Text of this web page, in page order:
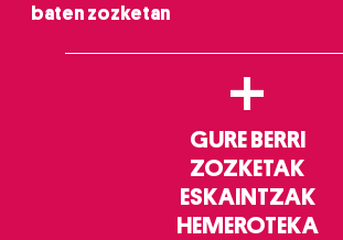
baten zozketan
+
GURE BERRI
ZOZKETAK
ESKAINTZAK
HEMEROTEKA